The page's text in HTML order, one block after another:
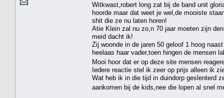
Witkwast,robert long zat bij de band unit
hoorde maar dat weet je wel,de mooiste
shit die ze nu laten horen!
Atie Klein zal nu zo,n 70 jaar moeten zijn
meid dacht ik!
Zij woonde in de jaren 50 geloof 1 hoog
heelaas haar vader,toen hingen de mensen
Mooi hoor dat er op deze site mensen
Iedere reactie stel ik zeer op prijs alleen ik
Wat heb ik in die tijd in duindorp geslenterd
aankomen bij de kids,nee die lopen al snel